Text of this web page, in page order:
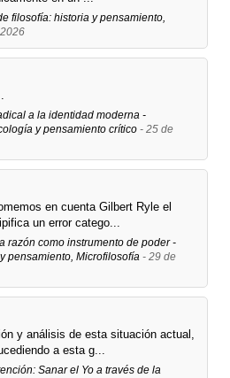
filosofía: historia y pensamiento,
a la identidad moderna -
y pensamiento crítico - 25 de
en cuenta Gilbert Ryle el
un error catego...
razón como instrumento de poder -
pensamiento, Microfilosofía - 29 de
y análisis de esta situación actual,
a esta g...
Sanar el Yo a través de la